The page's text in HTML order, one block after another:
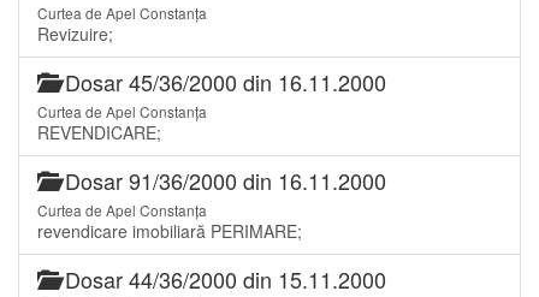
Curtea de Apel Constanța
Revizuire;
Dosar 45/36/2000 din 16.11.2000
Curtea de Apel Constanța
REVENDICARE;
Dosar 91/36/2000 din 16.11.2000
Curtea de Apel Constanța
revendicare imobiliară PERIMARE;
Dosar 44/36/2000 din 15.11.2000